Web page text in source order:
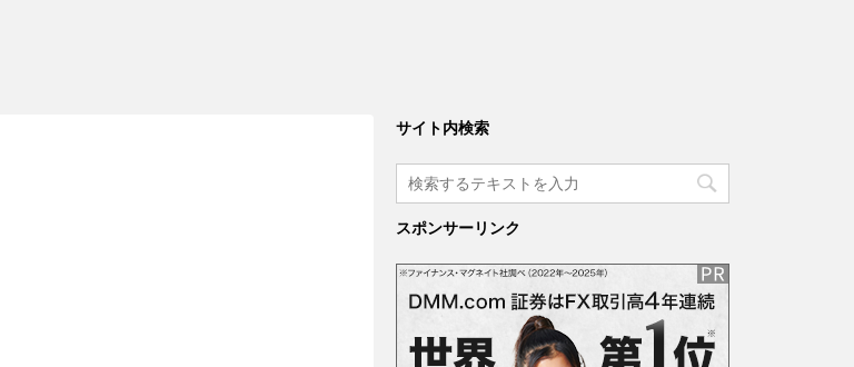
サイト内検索
スポンサーリンク